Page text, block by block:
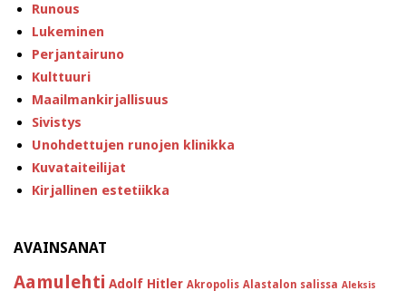
Runous
Lukeminen
Perjantairuno
Kulttuuri
Maailmankirjallisuus
Sivistys
Unohdettujen runojen klinikka
Kuvataiteilijat
Kirjallinen estetiikka
AVAINSANAT
Aamulehti Adolf Hitler Akropolis Alastalon salissa Aleksis